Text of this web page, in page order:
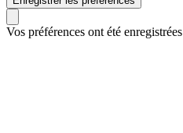
Vos préférences ont été enregistrées